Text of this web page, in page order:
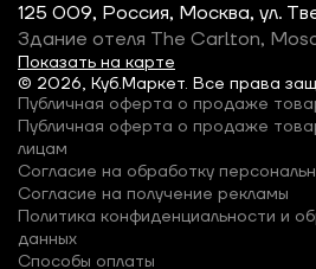
© 2026, Куб.Маркет. Все права
125 009, Россия, Москва, ул.
Здание отеля The Carlton,
Показать на карте
Публичная оферта о продаже
Публичная оферта о продаже
лицам
Согласие на обработку
Согласие на получение рекламы
Политика конфиденциальности и
данных
Способы оплаты